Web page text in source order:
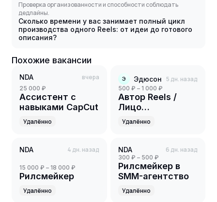
Проверка организованности и способности соблюдать
дедлайны.
Сколько времени у вас занимает полный цикл
производства одного Reels: от идеи до готового
описания?
Похожие вакансии
NDA вчера
25 000 ₽
Ассистент с
навыками CapCut
Удалённо
Э Эдюсон 5 дн. назад
500 ₽ – 1 000 ₽
Автор Reels /
Лицо
образовательного
контента
Удалённо
NDA 4 дн. назад
15 000 ₽ – 18 000 ₽
Рилсмейкер
Удалённо
NDA 6 дн. назад
300 ₽ – 500 ₽
Рилсмейкер в
SMM-агентство
Удалённо